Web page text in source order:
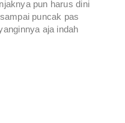
pun harus dini
puncak pas
aja indah